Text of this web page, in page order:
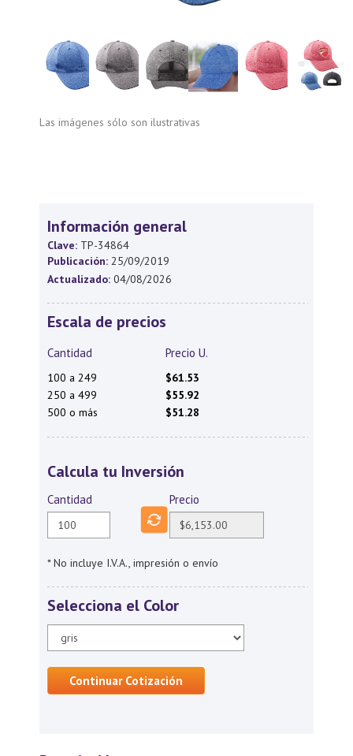
Las imágenes sólo son ilustrativas
Información general
Clave: TP-34864
Publicación: 25/09/2019
Actualizado: 04/08/2026
Escala de precios
Cantidad Precio U.
100 a 249
$61.53
250 a 499
$55.92
500 o más
$51.28
Calcula tu Inversión
Cantidad Precio
* No incluye I.V.A., impresión o envío
Selecciona el Color
Continuar Cotización